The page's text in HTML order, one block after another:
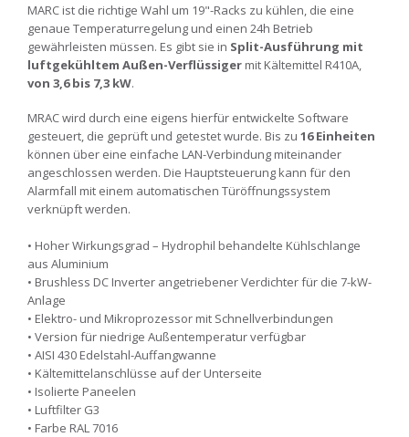
MARC ist die richtige Wahl um 19"-Racks zu kühlen, die eine
genaue Temperaturregelung und einen 24h Betrieb
gewährleisten müssen. Es gibt sie in Split-Ausführung mit
luftgekühltem Außen-Verflüssigermit Kältemittel R410A,
von 3,6 bis 7,3 kW.
MRAC wird durch eine eigens hierfür entwickelte Software
gesteuert, die geprüft und getestet wurde. Bis zu 16 Einheiten
können über eine einfache LAN-Verbindung miteinander
angeschlossen werden. Die Hauptsteuerung kann für den
Alarmfall mit einem automatischen Türöffnungssystem
verknüpft werden.
• Hoher Wirkungsgrad – Hydrophil behandelte Kühlschlange
aus Aluminium
• Brushless DC Inverter angetriebener Verdichter für die 7-kW-
Anlage
• Elektro- und Mikroprozessor mit Schnellverbindungen
• Version für niedrige Außentemperatur verfügbar
• AISI 430 Edelstahl-Auffangwanne
• Kältemittelanschlüsse auf der Unterseite
• Isolierte Paneelen
• Luftfilter G3
• Farbe RAL 7016